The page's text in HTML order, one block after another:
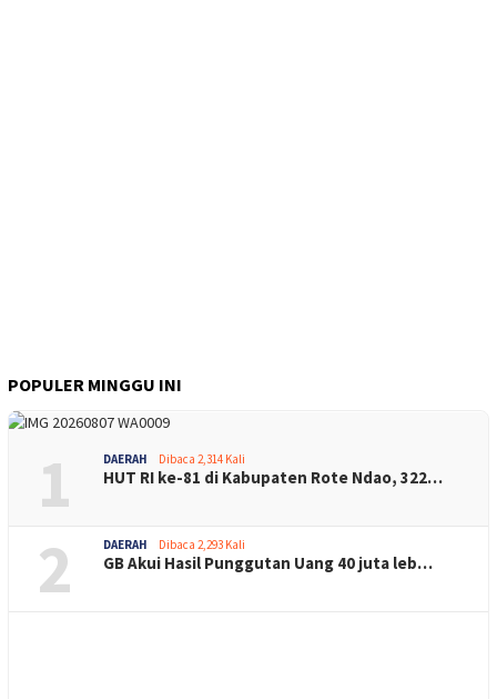
POPULER MINGGU INI
1 DAERAH Dibaca 2,314 Kali
HUT RI ke-81 di Kabupaten Rote Ndao, 322…
2 DAERAH Dibaca 2,293 Kali
GB Akui Hasil Punggutan Uang 40 juta leb…